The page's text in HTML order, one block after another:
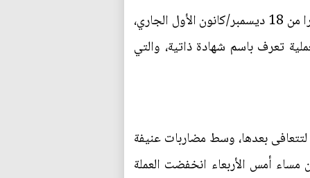
ونقلت الوكالة عن الشركة، المالكة لبورصة شيكاغو التجارية، أنها ستبدأ بتداول عقود بيتكوين الآجلة اعتبارا من 18 ديسمبر/كانون الأول الجاري،
تعرف باسم شهادة ذاتية، والتي
لتتعافى بعدها، وسط مضاربات عنيفة
بتوقيت غرينيتش (23:00 بتوقيت موسكو) من مساء أمس الأربعاء انخفضت العملة